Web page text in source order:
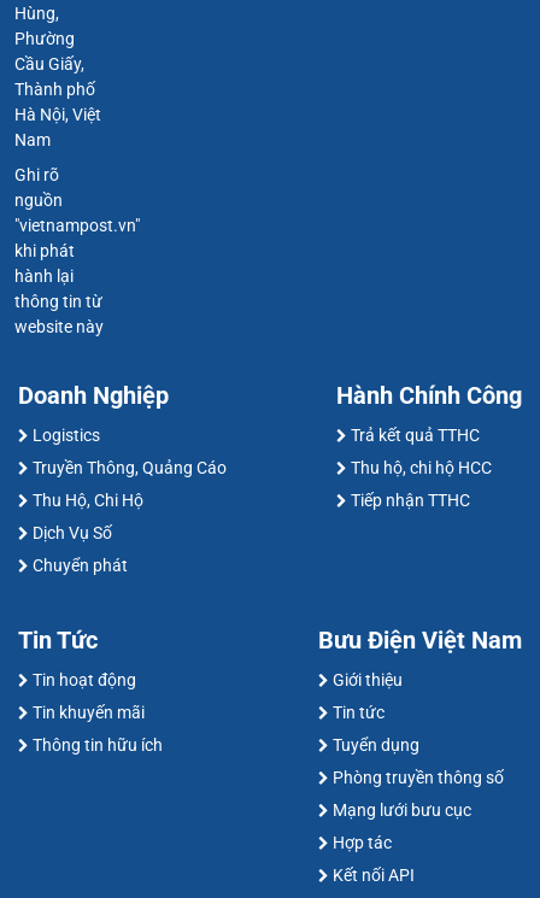
Hùng,
Phường
Cầu Giấy,
Thành phố
Hà Nội, Việt
Nam
Ghi rõ
nguồn
"vietnampost.vn"
khi phát
hành lại
thông tin từ
website này
Doanh Nghiệp
Logistics
Truyền Thông, Quảng Cáo
Thu Hộ, Chi Hộ
Dịch Vụ Số
Chuyển phát
Hành Chính Công
Trả kết quả TTHC
Thu hộ, chi hộ HCC
Tiếp nhận TTHC
Tin Tức
Tin hoạt động
Tin khuyến mãi
Thông tin hữu ích
Bưu Điện Việt Nam
Giới thiệu
Tin tức
Tuyển dụng
Phòng truyền thông số
Mạng lưới bưu cục
Hợp tác
Kết nối API